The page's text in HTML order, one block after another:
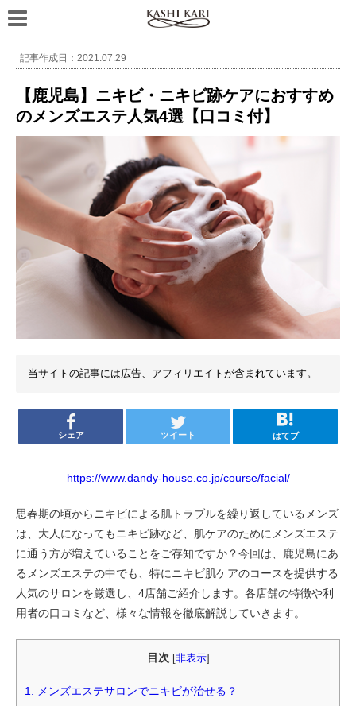
記事作成日： 2021.07.29
【鹿児島】ニキビ・ニキビ跡ケアにおすすめ
のメンズエステ人気4選【口コミ付】
当サイトの記事には広告、アフィリエイトが含まれています。
シェア ツイート はてブ
https://www.dandy-house.co.jp/course/facial/
思春期の頃からニキビによる肌トラブルを繰り返しているメンズ
は、大人になってもニキビ跡など、肌ケアのためにメンズエステ
に通う方が増えていることをご存知ですか？今回は、鹿児島にあ
るメンズエステの中でも、特にニキビ肌ケアのコースを提供する
人気のサロンを厳選し、4店舗ご紹介します。各店舗の特徴や利
用者の口コミなど、様々な情報を徹底解説していきます。
目次 非表示]
1. メンズエステサロンでニキビが治せる？